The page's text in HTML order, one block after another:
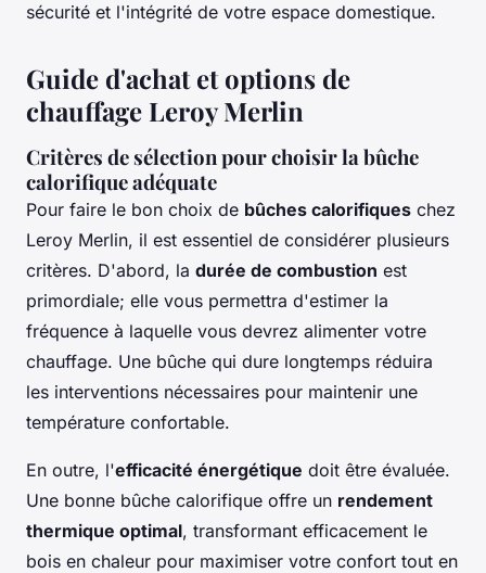
sécurité et l'intégrité de votre espace domestique.
Guide d'achat et options de
chauffage Leroy Merlin
Critères de sélection pour choisir la bûche
calorifique adéquate
Pour faire le bon choix de bûches calorifiques chez
Leroy Merlin, il est essentiel de considérer plusieurs
critères. D'abord, la durée de combustion est
primordiale; elle vous permettra d'estimer la
fréquence à laquelle vous devrez alimenter votre
chauffage. Une bûche qui dure longtemps réduira
les interventions nécessaires pour maintenir une
température confortable.
En outre, l'efficacité énergétique doit être évaluée.
Une bonne bûche calorifique offre un rendement
thermique optimal, transformant efficacement le
bois en chaleur pour maximiser votre confort tout en